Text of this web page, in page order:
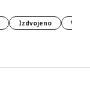
Izdvojeno